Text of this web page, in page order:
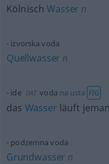
KölnischWasser n
izvorska voda
Quellwasser n
ide DAT voda na usta FIG
das Wasser läuft
podzemna voda
Grundwasser n